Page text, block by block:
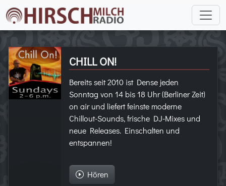
CHILL ON!
Bereits seit 2010 ist Dense jeden
Sonntag von 14 bis 18 Uhr (Berliner Zeit)
on air und liefert feinste moderne
Chillout-Sounds, frische DJ-Mixes und
neue Releases. Einschalten und
entspannen!
Hören